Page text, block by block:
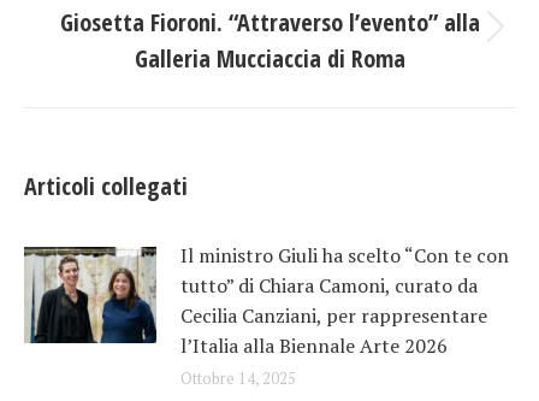
Prossimo
post:
Giosetta Fioroni. “Attraverso l’evento” alla
Galleria Mucciaccia di Roma
Articoli collegati
Il ministro Giuli ha scelto “Con te con
tutto” di Chiara Camoni, curato da
Cecilia Canziani, per rappresentare
l’Italia alla Biennale Arte 2026
Ottobre 14, 2025